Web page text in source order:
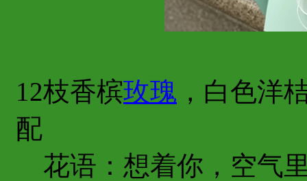
12枝香槟玫瑰 ，白色洋
配
花语：想着你，空气